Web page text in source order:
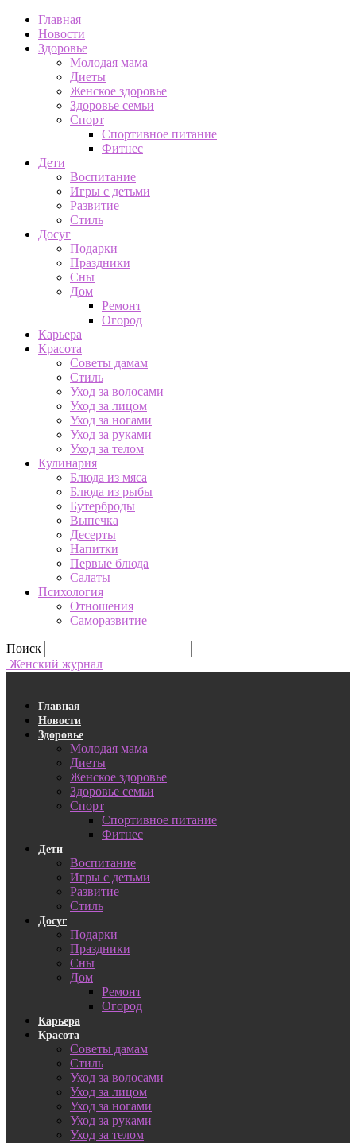
Главная
Новости
Здоровье
Молодая мама
Диеты
Женское здоровье
Здоровье семьи
Спорт
Спортивное питание
Фитнес
Дети
Воспитание
Игры с детьми
Развитие
Стиль
Досуг
Подарки
Праздники
Сны
Дом
Ремонт
Огород
Карьера
Красота
Советы дамам
Стиль
Уход за волосами
Уход за лицом
Уход за ногами
Уход за руками
Уход за телом
Кулинария
Блюда из мяса
Блюда из рыбы
Бутерброды
Выпечка
Десерты
Напитки
Первые блюда
Салаты
Психология
Отношения
Саморазвитие
Поиск
Женский журнал
Главная
Новости
Здоровье
Молодая мама
Диеты
Женское здоровье
Здоровье семьи
Спорт
Спортивное питание
Фитнес
Дети
Воспитание
Игры с детьми
Развитие
Стиль
Досуг
Подарки
Праздники
Сны
Дом
Ремонт
Огород
Карьера
Красота
Советы дамам
Стиль
Уход за волосами
Уход за лицом
Уход за ногами
Уход за руками
Уход за телом